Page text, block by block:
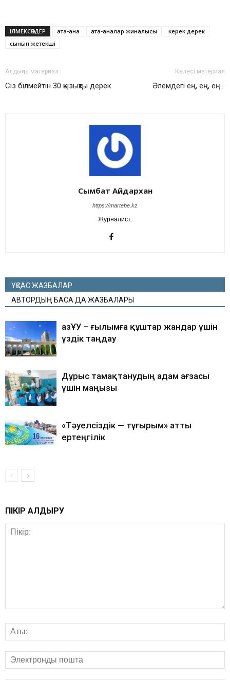
ІЛМЕКСӨЗДЕР ата-ана ата-аналар жиналысы
керек дерек
сынып жетекші
Алдыңғы материал
Сіз білмейтін 30 қызықты дерек
Келесі материал
Әлемдегі ең, ең, ең…
Сымбат Айдархан
https://martebe.kz
Журналист.
ҰҚСАС ЖАЗБАЛАР
АВТОРДЫҢ БАСҚА ДА ЖАЗБАЛАРЫ
ҚазҰУ – ғылымға құштар жандар үшін
үздік таңдау
Дұрыс тамақтанудың адам ағзасы
үшін маңызы
«Тәуелсіздік — тұғырым» атты
ертеңгілік
ПІКІР ҚАЛДЫРУ